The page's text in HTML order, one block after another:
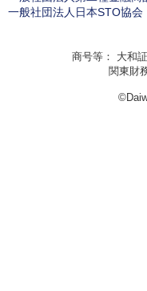
一般社団法人日本STO協会
商号等： 大和
関東財